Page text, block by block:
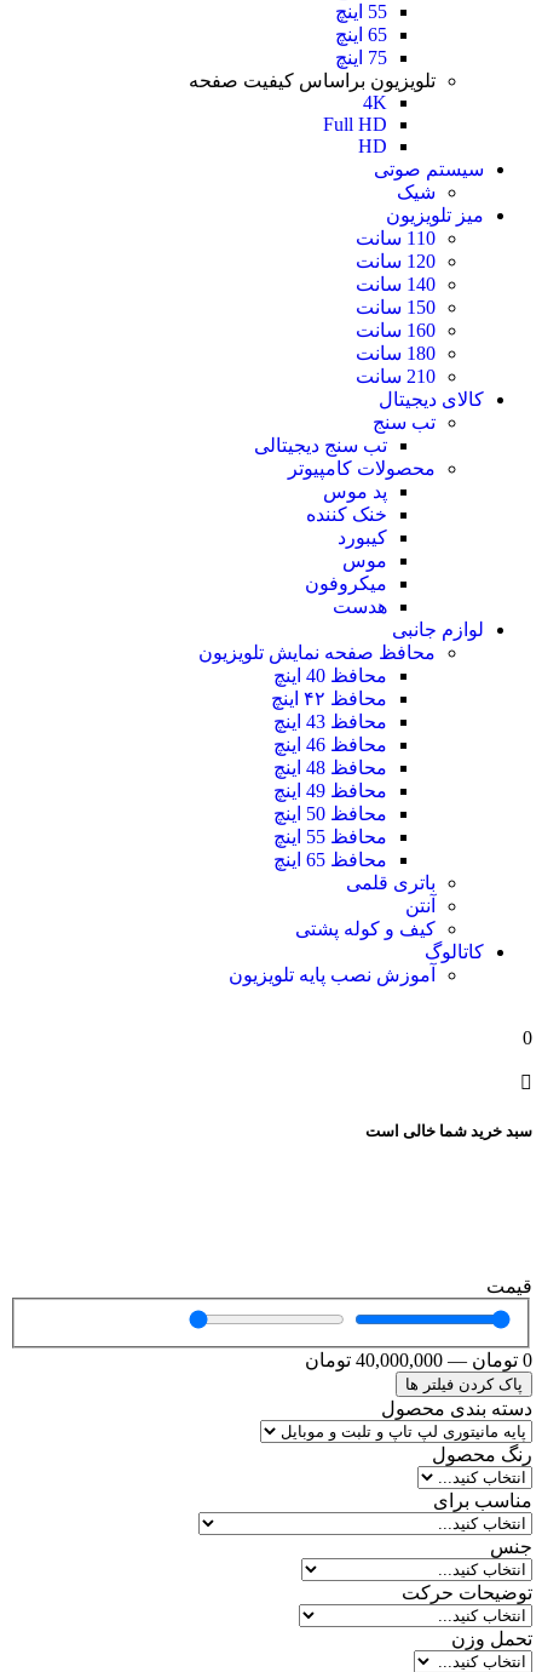
55 اینچ
65 اینچ
75 اینچ
تلویزیون براساس کیفیت صفحه
4K
Full HD
HD
سیستم صوتی
شیک
میز تلویزیون
110 سانت
120 سانت
140 سانت
150 سانت
160 سانت
180 سانت
210 سانت
کالای دیجیتال
تب سنج
تب سنج دیجیتالی
محصولات کامپیوتر
پد موس
خنک کننده
کیبورد
موس
میکروفون
هدست
لوازم جانبی
محافظ صفحه نمایش تلویزیون
محافظ 40 اینچ
محافظ ۴۲ اینچ
محافظ 43 اینچ
محافظ 46 اینچ
محافظ 48 اینچ
محافظ 49 اینچ
محافظ 50 اینچ
محافظ 55 اینچ
محافظ 65 اینچ
باتری قلمی
آنتن
کیف و کوله پشتی
کاتالوگ
آموزش نصب پایه تلویزیون
0
سبد خرید شما خالی است
قیمت
0 تومان —
40,000,000 تومان
پاک کردن فیلتر ها
دسته بندی محصول
رنگ محصول
مناسب برای
جنس
توضیحات حرکت
تحمل وزن